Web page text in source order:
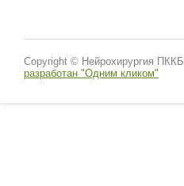
Copyright © Нейрохирургия
разработан "Одним кликом"